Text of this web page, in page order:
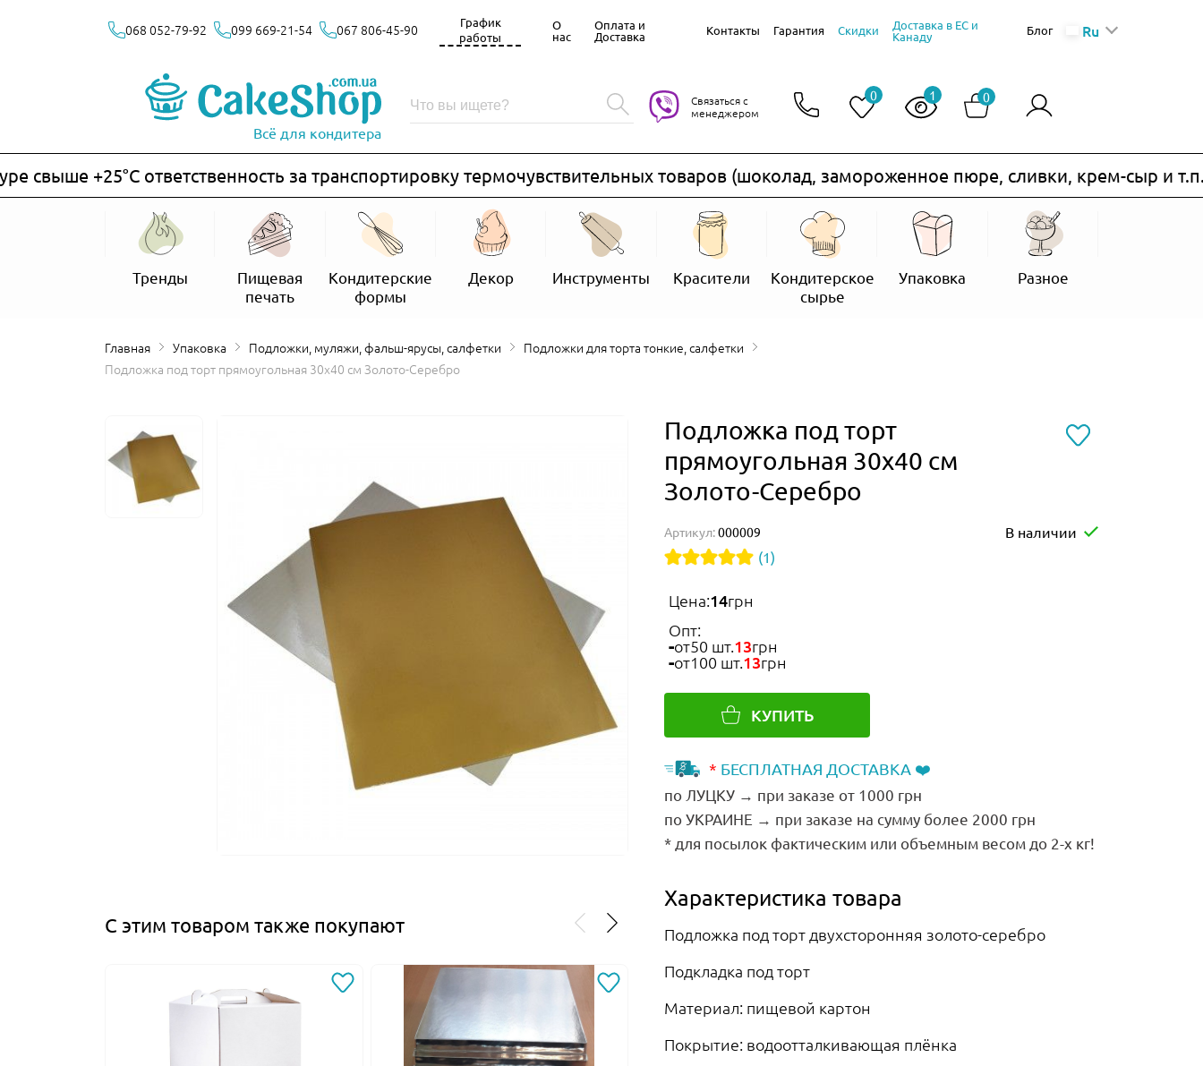
Всё для кондитера
0
0 1
Связаться с
менеджером
068 052-79-92 099 669-21-54 067 806-45-90
График
работы
О
нас
Оплата и
Доставка Контакты Гарантия Скидки Доставка в ЕС и
Канаду Блог Ru
+25°C ответственность за транспортировку термочувствительных товаров (шоколад, замороженное пюре, сливки, крем-сыр и т.п.)
Тренды
Пищевая
печать
Кондитерские
формы
Декор Инструменты Красители
Кондитерское
сырье
Упаковка Разное
Главная Упаковка Подложки, муляжи, фальш-ярусы, салфетки
Подложки для торта тонкие, салфетки
Подложка под торт прямоугольная 30х40 см Золото-Серебро
С этим товаром также покупают
Подложка под торт
прямоугольная 30х40 см
Золото-Серебро
Артикул:000009
В наличии
(1)
Цена:14грн
Опт:
от50 шт.13грн
от100 шт.13грн
КУПИТЬ
* БЕСПЛАТНАЯ ДОСТАВКА ❤️
по ЛУЦКУ → при заказе от 1000 грн
по УКРАИНЕ → при заказе на сумму более 2000 грн
* для посылок фактическим или объемным весом до 2-х кг!
Характеристика товара
Подложка под торт двухсторонняя золото-серебро
Подкладка под торт
Материал: пищевой картон
Покрытие: водоотталкивающая плёнка